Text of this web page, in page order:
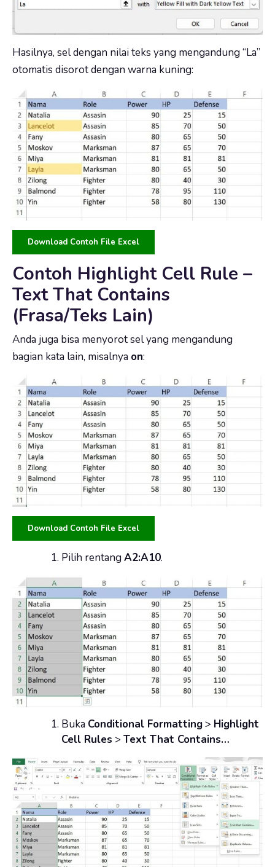
Hasilnya, sel dengan nilai teks yang mengandung “La”
otomatis disorot dengan warna kuning:
Download Contoh File Excel
Contoh Highlight Cell Rule –
Text That Contains
(Frasa/Teks Lain)
Anda juga bisa menyorot sel yang mengandung
bagian kata lain, misalnya on:
Download Contoh File Excel
Pilih rentang A2:A10.
Buka Conditional Formatting> Highlight
Cell Rules > Text That Contains…